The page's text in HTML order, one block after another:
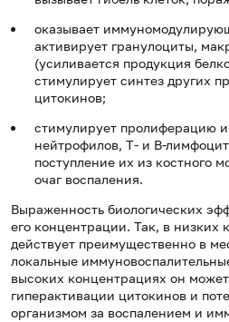
оказывает
активирует гранулоциты,
(усиливается продукция
стимулирует синтез других
цитокинов;
стимулирует пролиферацию
нейтрофилов, Т- и В-
поступление их из костного
очаг воспаления.
Выраженность биологических
его концентрации. Так, в низких
действует преимущественно в
локальные
высоких концентрациях он
гиперактивации цитокинов и
организмом за воспалением и